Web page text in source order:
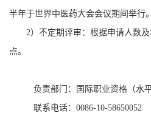
半年于世界中医药大会会议期间举行。
2）不定期评审：根据申请人数及
点。
负责部门：国际职业资格（水
联系电话：0086-10-58650052